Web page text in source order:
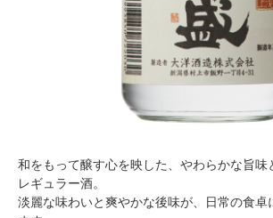
和をもって醸す心を映した、やわらかな旨味
レギュラー酒。
淡麗な味わいと爽やかな後味が、日常の食卓